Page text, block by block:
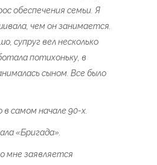
обеспечения семьи. Я
чем он занимается.
супруг вел несколько
потихоньку, в
сыном. Все было
самом начале 90-х.
«Бригада».
мне заявляется